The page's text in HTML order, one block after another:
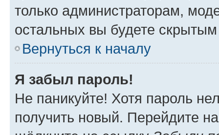
только администраторам,
остальных вы будете
Вернуться к началу
Я забыл пароль!
Не паникуйте! Хотя пароль
получить новый. Перейдите